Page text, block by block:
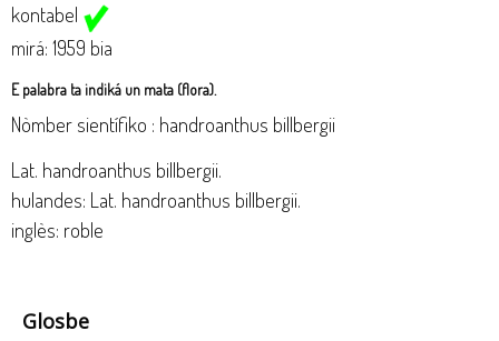
kontabel
mirá: 1959 bia
E palabra ta indiká un mata (flora).
Nòmber sientífiko : handroanthus billbergii
Lat. handroanthus billbergii.
hulandes: Lat. handroanthus billbergii.
inglès: roble
Glosbe